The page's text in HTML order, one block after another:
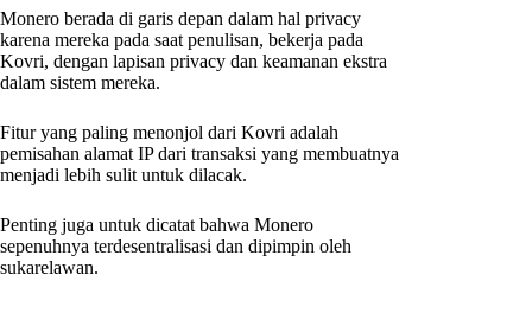
Monero berada di garis depan dalam hal privacy
karena mereka pada saat penulisan, bekerja pada
Kovri, dengan lapisan privacy dan keamanan ekstra
dalam sistem mereka.
Fitur yang paling menonjol dari Kovri adalah
pemisahan alamat IP dari transaksi yang membuatnya
menjadi lebih sulit untuk dilacak.
Penting juga untuk dicatat bahwa Monero
sepenuhnya terdesentralisasi dan dipimpin oleh
sukarelawan.